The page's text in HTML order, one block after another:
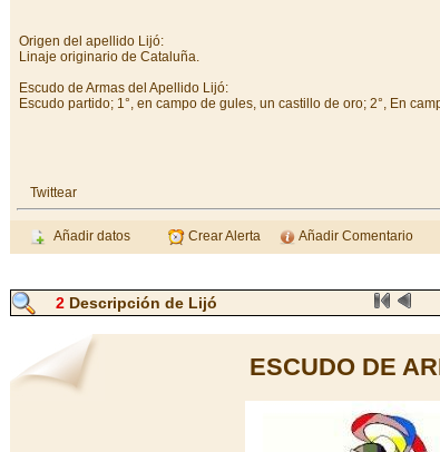
Origen del apellido Lijó:
Linaje originario de Cataluña.
Escudo de Armas del Apellido Lijó:
Escudo partido; 1°, en campo de gules, un castillo de oro; 2°, En
Twittear
Añadir datos Crear Alerta Añadir Comentario
2Descripción de Lijó
ESCUDO DE